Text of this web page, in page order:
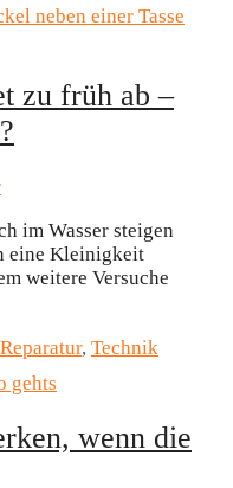
zu früh ab –
im Wasser steigen
eine Kleinigkeit
weitere Versuche
Reparatur, Technik
wenn die